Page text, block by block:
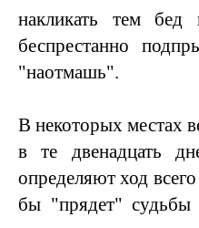
накликать тем
беспрестанно
"наотмашь".
В некоторых местах
в те двенадцать
определяют ход
бы "прядет" судьбы